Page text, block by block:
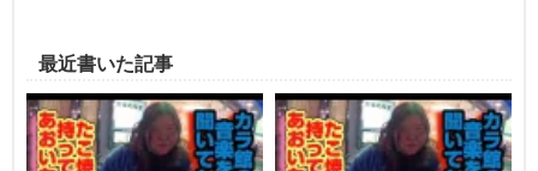
最近書いた記事